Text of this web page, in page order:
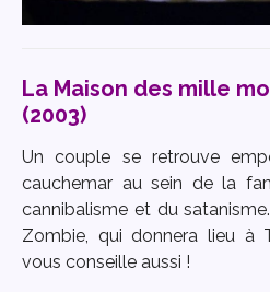
La Maison des mille
(2003)
Un couple se retrouve
cauchemar au sein de la
cannibalisme et du
Zombie, qui donnera lieu à
vous conseille aussi !